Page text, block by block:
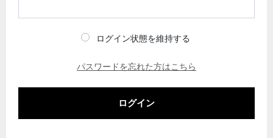
ログイン状態を維持する
パスワードを忘れた方はこちら
ログイン